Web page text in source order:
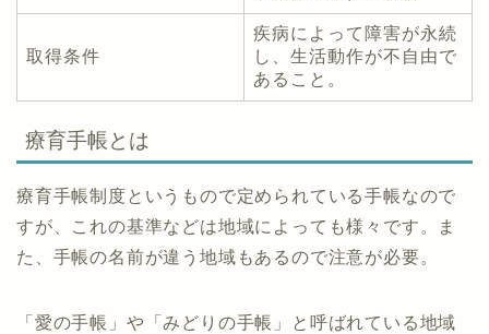
取得条件
疾病によって障害が永続
し、生活動作が不自由で
あること。
療育手帳とは
療育手帳制度というもので定められている手帳なので
すが、これの基準などは地域によっても様々です。ま
た、手帳の名前が違う地域もあるので注意が必要。
「愛の手帳」や「みどりの手帳」と呼ばれている地域